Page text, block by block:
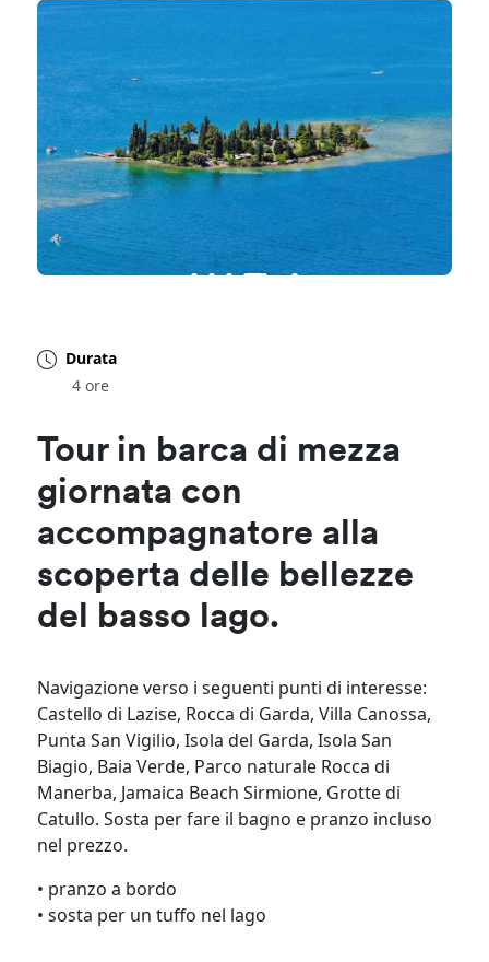
Durata
4 ore
Tour in barca di mezza
giornata con
accompagnatore alla
scoperta delle bellezze
del basso lago.
Navigazione verso i seguenti punti di interesse:
Castello di Lazise, Rocca di Garda, Villa Canossa,
Punta San Vigilio, Isola del Garda, Isola San
Biagio, Baia Verde, Parco naturale Rocca di
Manerba, Jamaica Beach Sirmione, Grotte di
Catullo. Sosta per fare il bagno e pranzo incluso
nel prezzo.
• pranzo a bordo
• sosta per un tuffo nel lago